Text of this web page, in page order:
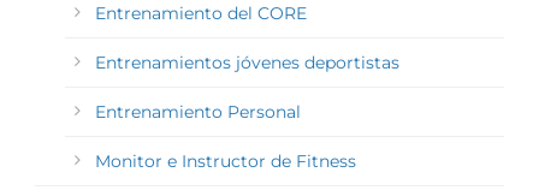
Entrenamiento del CORE
Entrenamientos jóvenes deportistas
Entrenamiento Personal
Monitor e Instructor de Fitness